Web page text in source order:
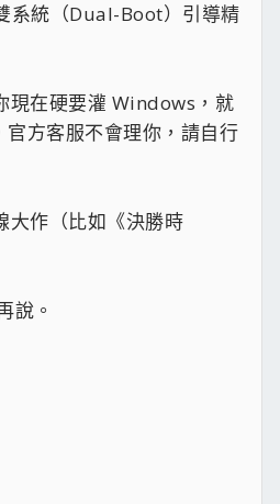
系統（Dual-Boot）引導精
現在硬要灌 Windows，就
方客服不會理你，請自行
大作（比如《決勝時
說。